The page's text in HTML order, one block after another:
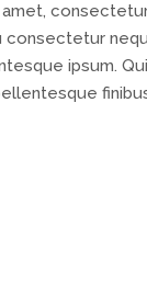
ipsum.